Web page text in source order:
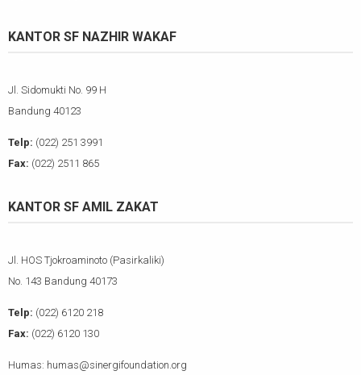
KANTOR SF NAZHIR WAKAF
Jl. Sidomukti No. 99 H
Bandung 40123
Telp: (022) 251 3991
Fax: (022) 2511 865
KANTOR SF AMIL ZAKAT
Jl. HOS Tjokroaminoto (Pasirkaliki)
No. 143 Bandung 40173
Telp: (022) 6120 218
Fax: (022) 6120 130
Humas: humas@sinergifoundation.org